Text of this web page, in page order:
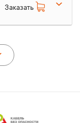
Заказать